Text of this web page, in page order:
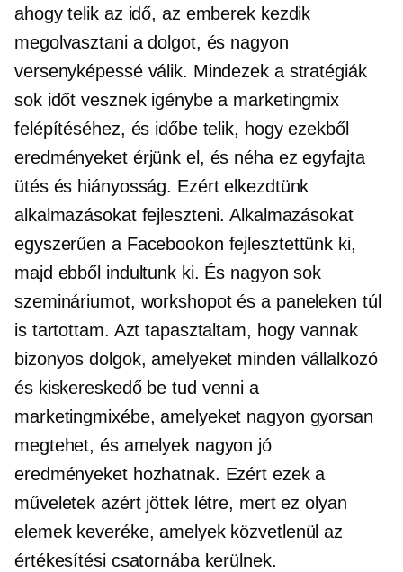
ahogy telik az idő, az emberek kezdik
megolvasztani a dolgot, és nagyon
versenyképessé válik. Mindezek a stratégiák
sok időt vesznek igénybe a marketingmix
felépítéséhez, és időbe telik, hogy ezekből
eredményeket érjünk el, és néha ez egyfajta
ütés és hiányosság. Ezért elkezdtünk
alkalmazásokat fejleszteni. Alkalmazásokat
egyszerűen a Facebookon fejlesztettünk ki,
majd ebből indultunk ki. És nagyon sok
szemináriumot, workshopot és a paneleken túl
is tartottam. Azt tapasztaltam, hogy vannak
bizonyos dolgok, amelyeket minden vállalkozó
és kiskereskedő be tud venni a
marketingmixébe, amelyeket nagyon gyorsan
megtehet, és amelyek nagyon jó
eredményeket hozhatnak. Ezért ezek a
műveletek azért jöttek létre, mert ez olyan
elemek keveréke, amelyek közvetlenül az
értékesítési csatornába kerülnek.